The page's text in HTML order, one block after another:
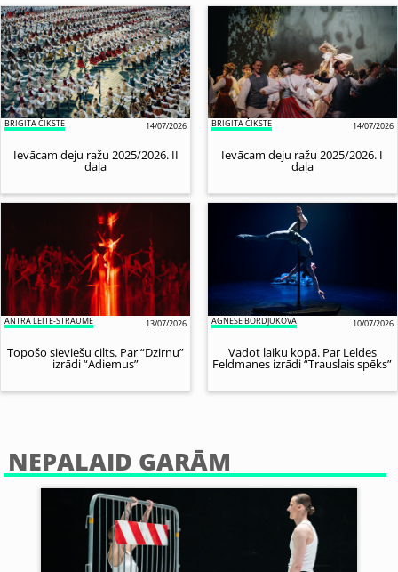
BRIGITA ČIKSTE 14/07/2026
Ievācam deju ražu 2025/2026. II
daļa
BRIGITA ČIKSTE 14/07/2026
Ievācam deju ražu 2025/2026. I
daļa
ANTRA LEITE-STRAUME 13/07/2026
Topošo sieviešu cilts. Par “Dzirnu”
izrādi “Adiemus”
AGNESE BORDJUKOVA 10/07/2026
Vadot laiku kopā. Par Leldes
Feldmanes izrādi “Trauslais spēks”
NEPALAID GARĀM